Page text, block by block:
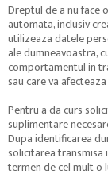
Dreptul de a nu face
automata, inclusiv
utilizeaza datele
ale dumneavoastra,
comportamentul in
sau care va
Pentru a da curs
suplimentare
Dupa identificarea
solicitarea transmisa
termen de cel mult o